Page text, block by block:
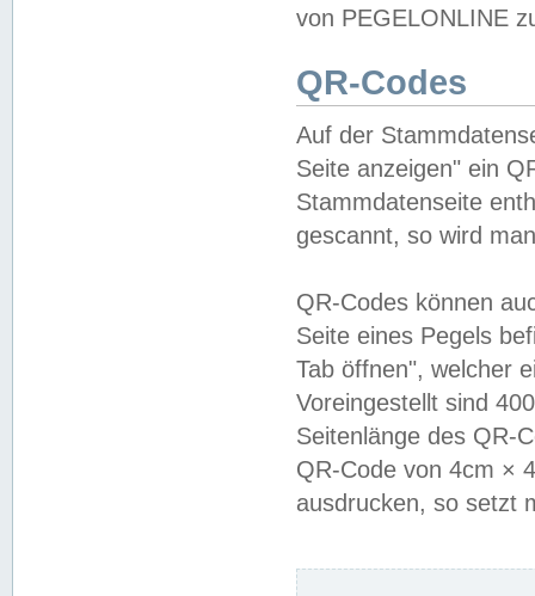
von PEGELONLINE
QR-Codes
Auf der
Seite anzeigen" ein
Stammdatenseite
gescannt, so wird
QR-Codes können
Seite eines Pegels
Tab öffnen", welcher
Voreingestellt sind
Seitenlänge des QR-
QR-Code von 4cm ×
ausdrucken, so setzt